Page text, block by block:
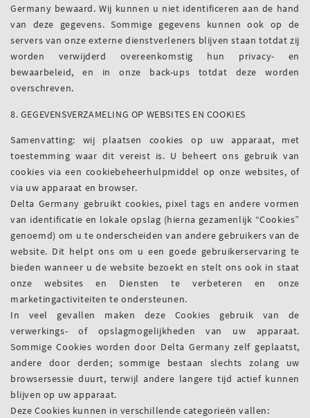
Germany bewaard. Wij kunnen u niet identificeren aan de hand
van deze gegevens. Sommige gegevens kunnen ook op de
servers van onze externe dienstverleners blijven staan totdat zij
worden verwijderd overeenkomstig hun privacy- en
bewaarbeleid, en in onze back-ups totdat deze worden
overschreven.
8. GEGEVENSVERZAMELING OP WEBSITES EN COOKIES
Samenvatting: wij plaatsen cookies op uw apparaat, met
toestemming waar dit vereist is. U beheert ons gebruik van
cookies via een cookiebeheerhulpmiddel op onze websites, of
via uw apparaat en browser.
Delta Germany gebruikt cookies, pixel tags en andere vormen
van identificatie en lokale opslag (hierna gezamenlijk “Cookies”
genoemd) om u te onderscheiden van andere gebruikers van de
website. Dit helpt ons om u een goede gebruikerservaring te
bieden wanneer u de website bezoekt en stelt ons ook in staat
onze websites en Diensten te verbeteren en onze
marketingactiviteiten te ondersteunen.
In veel gevallen maken deze Cookies gebruik van de
verwerkings- of opslagmogelijkheden van uw apparaat.
Sommige Cookies worden door Delta Germany zelf geplaatst,
andere door derden; sommige bestaan slechts zolang uw
browsersessie duurt, terwijl andere langere tijd actief kunnen
blijven op uw apparaat.
Deze Cookies kunnen in verschillende categorieën vallen: